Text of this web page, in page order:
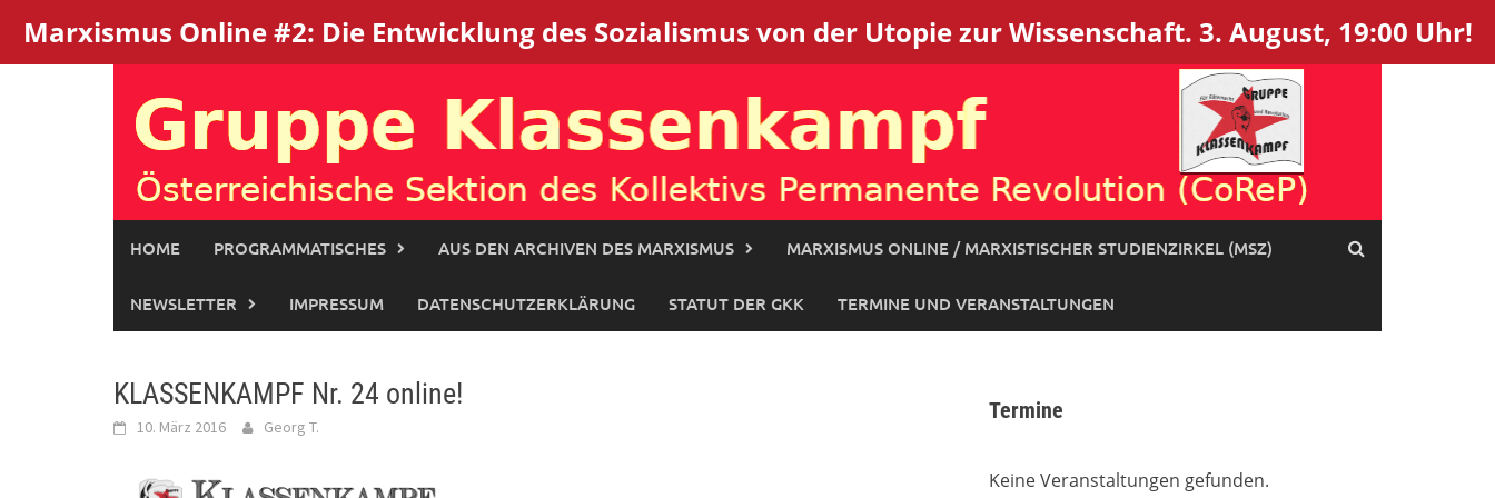
Marxismus Online #2: Die Entwicklung des Sozialismus von der Utopie zur Wissenschaft. 3. August, 19:00 Uhr!
HOME PROGRAMMATISCHES AUS DEN ARCHIVEN DES MARXISMUS MARXISMUS ONLINE / MARXISTISCHER STUDIENZIRKEL (MSZ)
NEWSLETTER IMPRESSUM DATENSCHUTZERKLÄRUNG STATUT DER GKK TERMINE UND VERANSTALTUNGEN
KLASSENKAMPF Nr. 24 online!
10. März 2016 Georg T.
Termine
Keine Veranstaltungen gefunden.